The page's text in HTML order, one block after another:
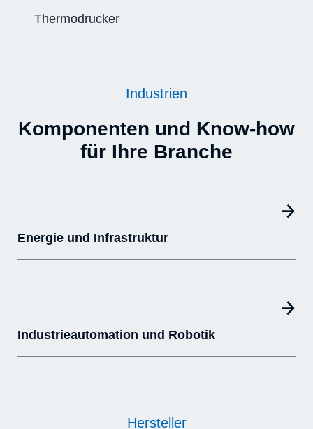
Thermodrucker
Industrien
Komponenten und Know-how
für Ihre Branche
Energie und Infrastruktur
Industrieautomation und Robotik
Hersteller